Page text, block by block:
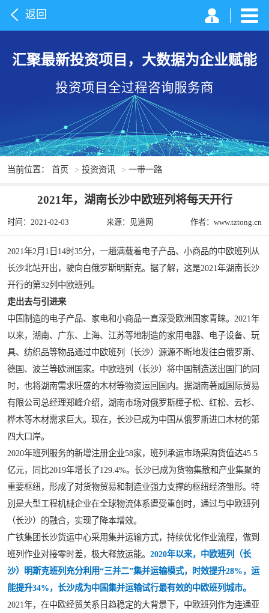
返回
汇聚最新投资项目，大数据为企业赋能
投资项目全过程咨询服务商
当前位置： 首页 > 投资资讯 > 一带一路
2021年，湖南长沙中欧班列将每天开行
时间：2021-02-03 来源：见道网 作者：www.tztong.cn
2021年2月1日14时35分，一趟满载着电子产品、小商品的中欧班列从
长沙北站开出，驶向白俄罗斯明斯克。据了解，这是2021年湖南长沙
开行的第32列中欧班列。
走出去与引进来
中国制造的电子产品、家电和小商品一直深受欧洲国家青睐。2021年
以来，湖南、广东、上海、江苏等地制造的家用电器、电子设备、玩
具、纺织品等物品通过中欧班列（长沙）源源不断地发往白俄罗斯、
德国、波兰等欧洲国家。中欧班列（长沙）将中国制造送出国门的同
时，也将湖南需求旺盛的木材等物资运回国内。据湖南著威国际贸易
有限公司总经理郑峰介绍，湖南市场对俄罗斯樟子松、红松、云杉、
桦木等木材需求巨大。现在，长沙已成为中国从俄罗斯进口木材的第
四大口岸。
2020年班列服务的新增注册企业58家，班列承运市场采购货值达45.5
亿元，同比2019年增长了129.4%。长沙已成为货物集散和产业集聚的
重要枢纽，形成了对货物贸易和制造业强力支撑的枢纽经济雏形。特
别是大型工程机械企业在全球物流体系遭受重创时，通过与中欧班列
（长沙）的融合，实现了降本增效。
广铁集团长沙货运中心采用集并运输方式，持续优化作业流程，做到
班列作业对接零时差，极大释放运能。 2020年以来，中欧班列（长
沙）明斯克班列充分利用“三并二”集并运输模式，时效提升28%，运
能提升34%，长沙成为中国集并运输试行最有效的中欧班列城市。
2021年，在中欧经贸关系日趋稳定的大背景下，中欧班列作为连通亚